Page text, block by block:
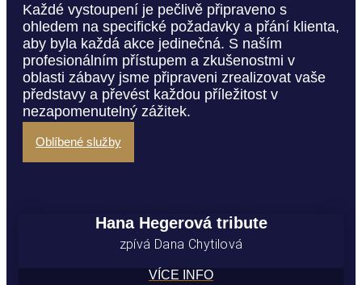
Každé vystoupení je pečlivě připraveno s
ohledem na specifické požadavky a přání klienta,
aby byla každá akce jedinečná. S naším
profesionálním přístupem a zkušenostmi v
oblasti zábavy jsme připraveni zrealizovat vaše
představy a převést každou příležitost v
nezapomenutelný zážitek.
Oblíbené služby
Hana Hegerová tribute
zpívá Dana Chytilová
VÍCE INFO